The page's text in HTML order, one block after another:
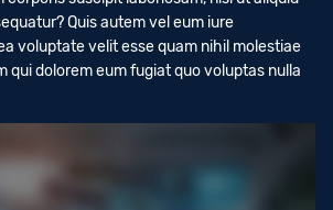
Quis autem vel eum iure
voluptate velit esse quam nihil molestiae
qui dolorem eum fugiat quo voluptas nulla